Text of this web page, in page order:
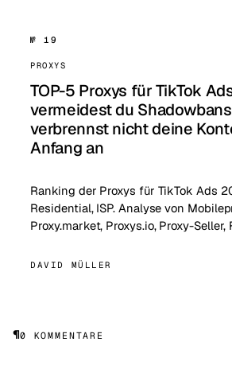
№ 19
PROXYS
TOP-5 Proxys für TikTok
vermeidest du
verbrennst nicht deine
Anfang an
Ranking der Proxys für TikTok Ads
Residential, ISP. Analyse von
Proxy.market, Proxys.io, Proxy-Seller,
DAVID MÜLLER
¶0 KOMMENTARE